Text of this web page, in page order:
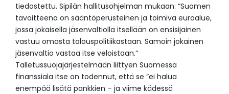
tiedostettu. Sipilän hallitusohjelman mukaan: “Suomen
tavoitteena on sääntöperusteinen ja toimiva euroalue,
jossa jokaisella jäsenvaltiolla itsellään on ensisijainen
vastuu omasta talouspolitiikastaan. Samoin jokainen
jäsenvaltio vastaa itse veloistaan.”
Talletussuojajärjestelmään liittyen Suomessa
finanssiala itse on todennut, että se ”ei halua
enempää lisätä pankkien – ja viime kädessä